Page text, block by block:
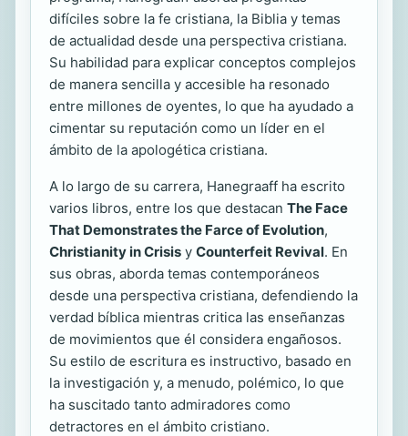
difíciles sobre la fe cristiana, la Biblia y temas
de actualidad desde una perspectiva cristiana.
Su habilidad para explicar conceptos complejos
de manera sencilla y accesible ha resonado
entre millones de oyentes, lo que ha ayudado a
cimentar su reputación como un líder en el
ámbito de la apologética cristiana.
A lo largo de su carrera, Hanegraaff ha escrito
varios libros, entre los que destacan The Face
That Demonstrates the Farce of Evolution,
Christianity in Crisis y Counterfeit Revival. En
sus obras, aborda temas contemporáneos
desde una perspectiva cristiana, defendiendo la
verdad bíblica mientras critica las enseñanzas
de movimientos que él considera engañosos.
Su estilo de escritura es instructivo, basado en
la investigación y, a menudo, polémico, lo que
ha suscitado tanto admiradores como
detractores en el ámbito cristiano.